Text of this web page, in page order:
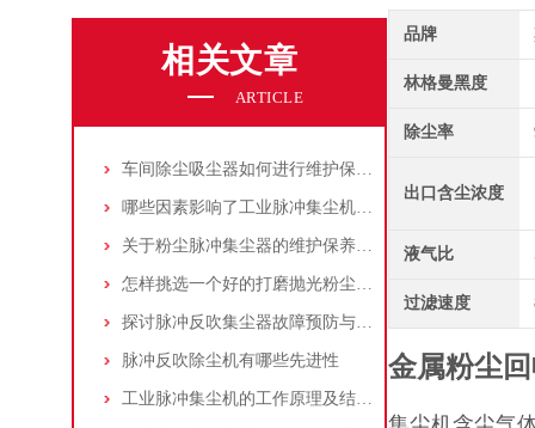
相关文章
ARTICLE
车间除尘吸尘器如何进行维护保养？
哪些因素影响了工业脉冲集尘机的使用寿命？
关于粉尘脉冲集尘器的维护保养问题
怎样挑选一个好的打磨抛光粉尘吸尘器
探讨脉冲反吹集尘器故障预防与维护要点
脉冲反吹除尘机有哪些先进性
工业脉冲集尘机的工作原理及结构特点说明
品牌
林格曼黑度
除尘率
出口含尘浓度
液气比
过滤速度
金属粉尘